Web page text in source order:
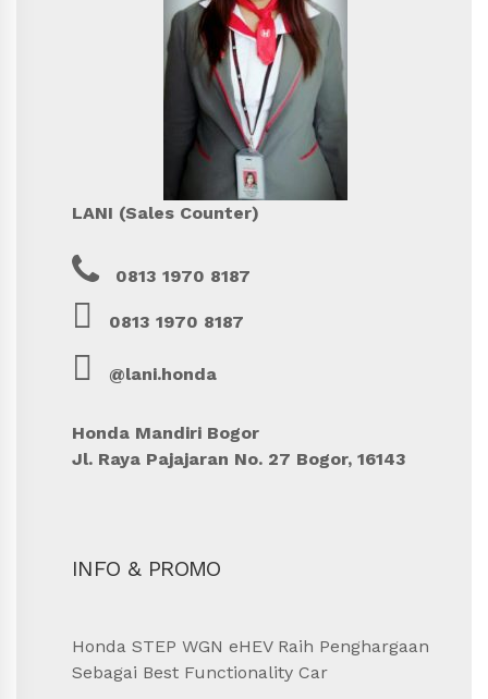
LANI (Sales Counter)
0813 1970 8187
0813 1970 8187
@lani.honda
Honda Mandiri Bogor
Jl. Raya Pajajaran No. 27 Bogor, 16143
INFO & PROMO
Honda STEP WGN eHEV Raih Penghargaan
Sebagai Best Functionality Car